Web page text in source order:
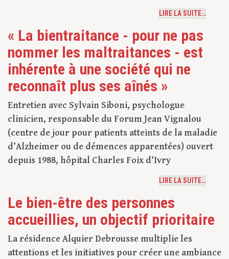
LIRE LA SUITE…
« La bientraitance - pour ne pas
nommer les maltraitances - est
inhérente à une société qui ne
reconnaît plus ses aînés »
Entretien avec Sylvain Siboni, psychologue
clinicien, responsable du Forum Jean Vignalou
(centre de jour pour patients atteints de la maladie
d’Alzheimer ou de démences apparentées) ouvert
depuis 1988, hôpital Charles Foix d’Ivry
LIRE LA SUITE…
Le bien-être des personnes
accueillies, un objectif prioritaire
La résidence Alquier Debrousse multiplie les
attentions et les initiatives pour créer une ambiance